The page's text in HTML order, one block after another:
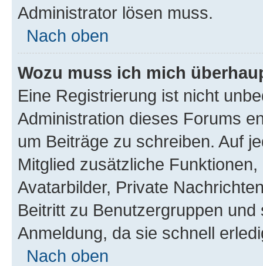
Administrator lösen muss.
Nach oben
Wozu muss ich mich
Eine Registrierung ist nicht
Administration dieses Forums
um Beiträge zu schreiben. Auf
Mitglied zusätzliche
Avatarbilder, Private
Beitritt zu Benutzergruppen
Anmeldung, da sie schnell
Nach oben